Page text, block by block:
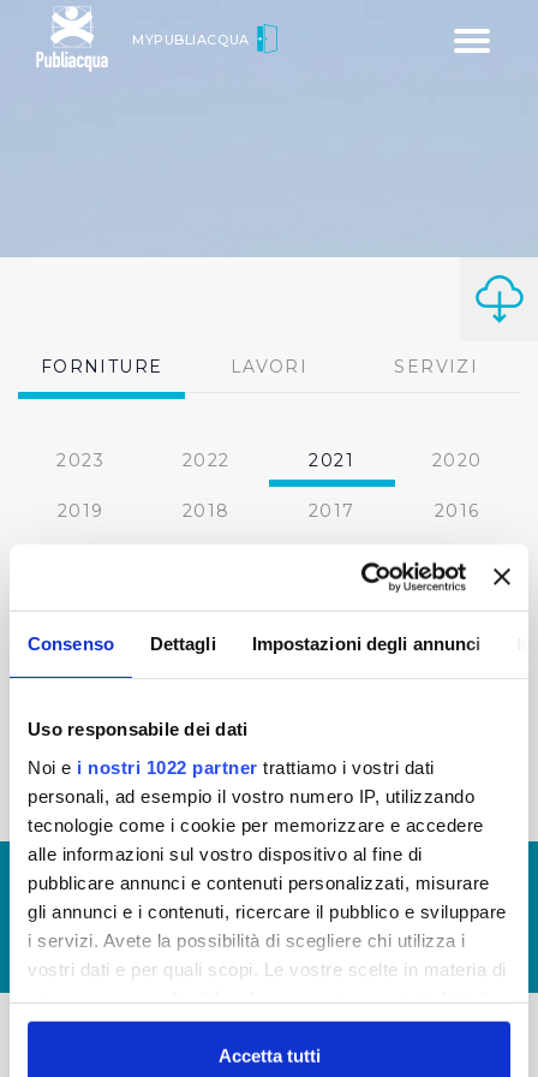
Consenso Dettagli Impostazioni degli annunci
Uso responsabile dei dati
Noi e i nostri 1022 partner trattiamo i vostri dati
personali, ad esempio il vostro numero IP, utilizzando
tecnologie come i cookie per memorizzare e accedere
alle informazioni sul vostro dispositivo al fine di
pubblicare annunci e contenuti personalizzati, misurare
gli annunci e i contenuti, ricercare il pubblico e sviluppare
i servizi. Avete la possibilità di scegliere chi utilizza i
vostri dati e per quali scopi. Le vostre scelte in materia di
in cui avete effettuato le vostre scelte. È possibile
modificare o revocare il proprio consenso in qualsiasi
Accetta tutti
Toggle
MYPUBLIACQUA
FORNITURE LAVORI SERVIZI
2023 2022 2021 2020
2019 2018 2017 2016
2012
2011 2010 2009 2008
« prima ‹ precedente 4
© Copyright 2017 - 2026
GLOSSARIO
GIUDICA IL SERVIZIO
LAVORA CON NOI